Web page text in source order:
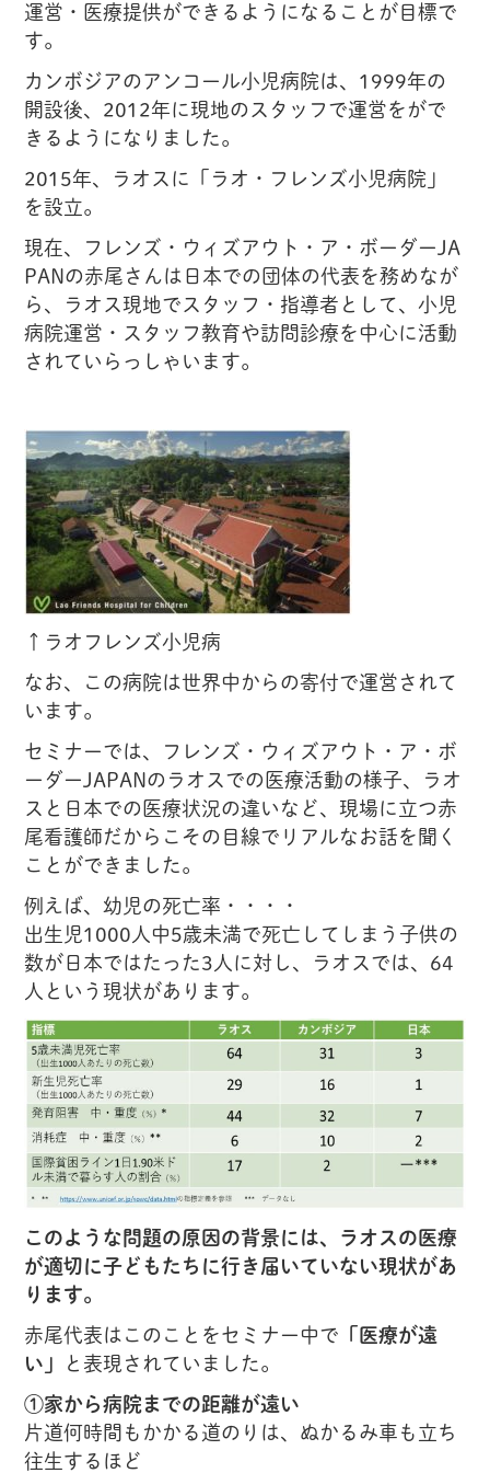
運営・医療提供ができるようになることが目標で
す。
カンボジアのアンコール小児病院は、1999年の
開設後、2012年に現地のスタッフで運営をがで
きるようになりました。
2015年、ラオスに「ラオ・フレンズ小児病院」
を設立。
現在、フレンズ・ウィズアウト・ア・ボーダーJA
PANの赤尾さんは日本での団体の代表を務めなが
ら、ラオス現地でスタッフ・指導者として、小児
病院運営・スタッフ教育や訪問診療を中心に活動
されていらっしゃいます。
↑ラオフレンズ小児病
なお、この病院は世界中からの寄付で運営されて
います。
セミナーでは、フレンズ・ウィズアウト・ア・ボ
ーダーJAPANのラオスでの医療活動の様子、ラオ
スと日本での医療状況の違いなど、現場に立つ赤
尾看護師だからこその目線でリアルなお話を聞く
ことができました。
例えば、幼児の死亡率・・・・
出生児1000人中5歳未満で死亡してしまう子供の
数が日本ではたった3人に対し、ラオスでは、64
人という現状があります。
このような問題の原因の背景には、ラオスの医療
が適切に子どもたちに行き届いていない現状があ
ります。
赤尾代表はこのことをセミナー中で 「医療が遠
い」
と表現されていました。
①家から病院までの距離が遠い
片道何時間もかかる道のりは、ぬかるみ車も立ち
往生するほど